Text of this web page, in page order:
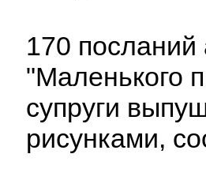
170 посланий
"Маленького
супруги
рисунками,